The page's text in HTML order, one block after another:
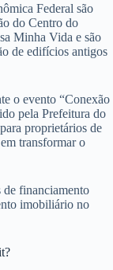
Federal são
do Centro do
Minha Vida e são
de edifícios antigos
o evento “Conexão
pela Prefeitura do
proprietários de
transformar o
de financiamento
imobiliário no